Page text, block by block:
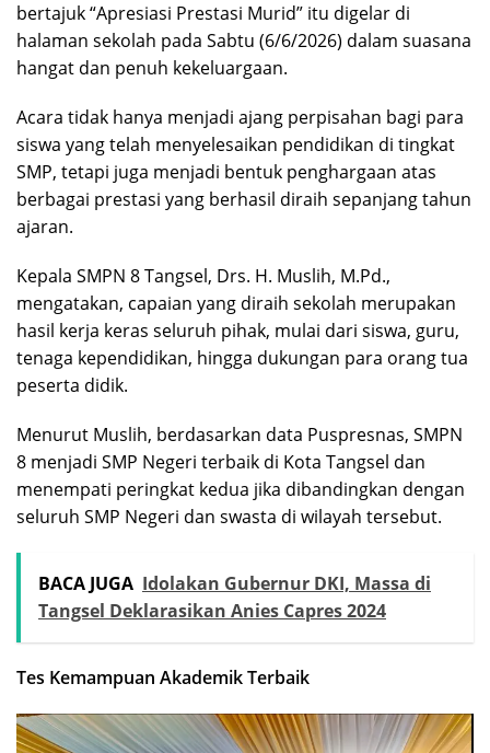
bertajuk “Apresiasi Prestasi Murid” itu digelar di
halaman sekolah pada Sabtu (6/6/2026) dalam suasana
hangat dan penuh kekeluargaan.
Acara tidak hanya menjadi ajang perpisahan bagi para
siswa yang telah menyelesaikan pendidikan di tingkat
SMP, tetapi juga menjadi bentuk penghargaan atas
berbagai prestasi yang berhasil diraih sepanjang tahun
ajaran.
Kepala SMPN 8 Tangsel, Drs. H. Muslih, M.Pd.,
mengatakan, capaian yang diraih sekolah merupakan
hasil kerja keras seluruh pihak, mulai dari siswa, guru,
tenaga kependidikan, hingga dukungan para orang tua
peserta didik.
Menurut Muslih, berdasarkan data Puspresnas, SMPN
8 menjadi SMP Negeri terbaik di Kota Tangsel dan
menempati peringkat kedua jika dibandingkan dengan
seluruh SMP Negeri dan swasta di wilayah tersebut.
BACA JUGA Idolakan Gubernur DKI, Massa di
Tangsel Deklarasikan Anies Capres 2024
Tes Kemampuan Akademik Terbaik